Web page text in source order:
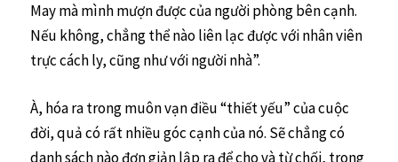
May mà mình mượn được của người phòng bên cạnh.
Nếu không, chẳng thể nào liên lạc được với nhân viên
trực cách ly, cũng như với người nhà”.
À, hóa ra trong muôn vạn điều “thiết yếu” của cuộc
đời, quả có rất nhiều góc cạnh của nó. Sẽ chẳng có
danh sách nào đơn giản lập ra để cho và từ chối, trong